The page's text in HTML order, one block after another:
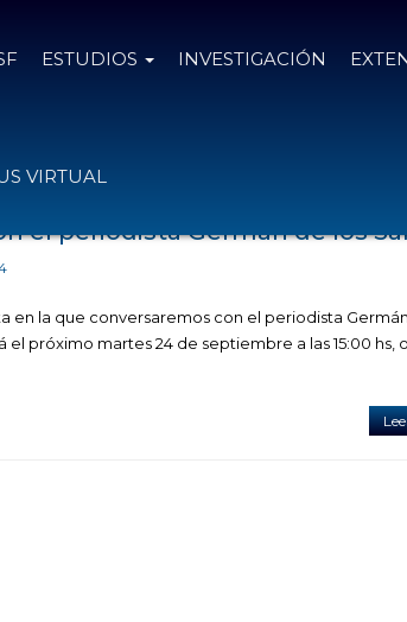
ESTUDIOS INVESTIGACIÓN
VIRTUAL
el periodista Germán de los
en la que conversaremos con el periodista
el próximo martes 24 de septiembre a las 15:00 hs,